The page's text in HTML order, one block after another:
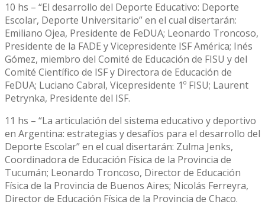
10 hs – “El desarrollo del Deporte Educativo: Deporte
Escolar, Deporte Universitario” en el cual disertarán:
Emiliano Ojea, Presidente de FeDUA; Leonardo Troncoso,
Presidente de la FADE y Vicepresidente ISF América; Inés
Gómez, miembro del Comité de Educación de FISU y del
Comité Científico de ISF y Directora de Educación de
FeDUA; Luciano Cabral, Vicepresidente 1º FISU; Laurent
Petrynka, Presidente del ISF.
11 hs – “La articulación del sistema educativo y deportivo
en Argentina: estrategias y desafíos para el desarrollo del
Deporte Escolar” en el cual disertarán: Zulma Jenks,
Coordinadora de Educación Física de la Provincia de
Tucumán; Leonardo Troncoso, Director de Educación
Física de la Provincia de Buenos Aires; Nicolás Ferreyra,
Director de Educación Física de la Provincia de Chaco.